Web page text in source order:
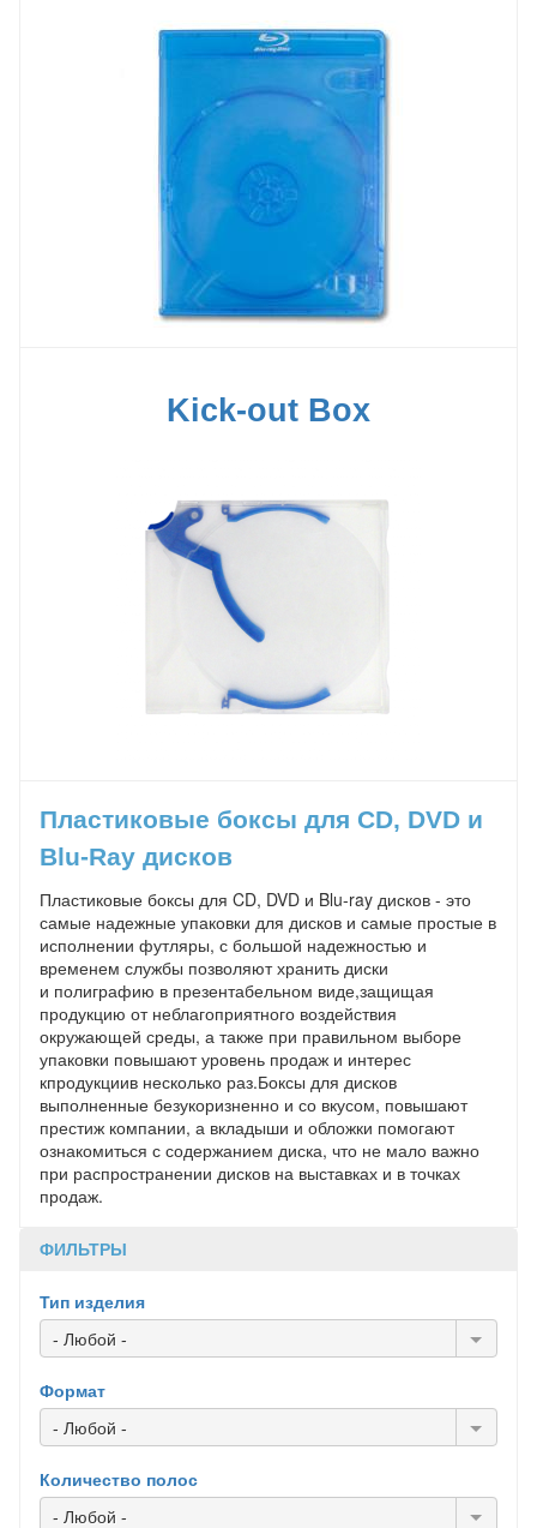
Kick-out Box
Пластиковые боксы для CD, DVD и
Blu-Ray дисков
Пластиковые боксы для CD, DVD и Blu-ray дисков - это
самые надежные упаковки для дисков и самые простые в
исполнении футляры, с большой надежностью и
временем службы позволяют хранить диски
и полиграфию в презентабельном виде,защищая
продукцию от неблагоприятного воздействия
окружающей среды, а также при правильном выборе
упаковки повышают уровень продаж и интерес
кпродукциив несколько раз.Боксы для дисков
выполненные безукоризненно и со вкусом, повышают
престиж компании, а вкладыши и обложки помогают
ознакомиться с содержанием диска, что не мало важно
при распространении дисков на выставках и в точках
продаж.
ФИЛЬТРЫ
Тип изделия
- Любой -
Формат
- Любой -
Количество полос
- Любой -